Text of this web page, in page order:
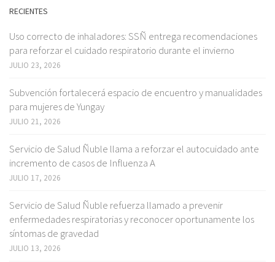
RECIENTES
Uso correcto de inhaladores: SSÑ entrega recomendaciones
para reforzar el cuidado respiratorio durante el invierno
JULIO 23, 2026
Subvención fortalecerá espacio de encuentro y manualidades
para mujeres de Yungay
JULIO 21, 2026
Servicio de Salud Ñuble llama a reforzar el autocuidado ante
incremento de casos de Influenza A
JULIO 17, 2026
Servicio de Salud Ñuble refuerza llamado a prevenir
enfermedades respiratorias y reconocer oportunamente los
síntomas de gravedad
JULIO 13, 2026